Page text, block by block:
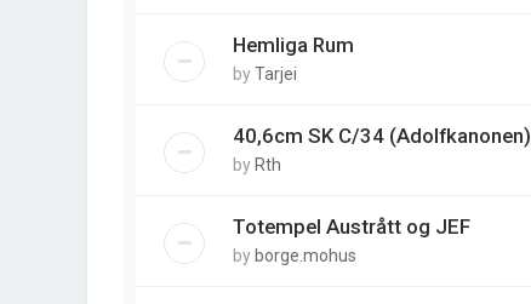
Hemliga Rum
byTarjei
40,6cm SK C/34 (Adolfkanonen)
by Rth
Totempel Austrått og JEF
by borge.mohus